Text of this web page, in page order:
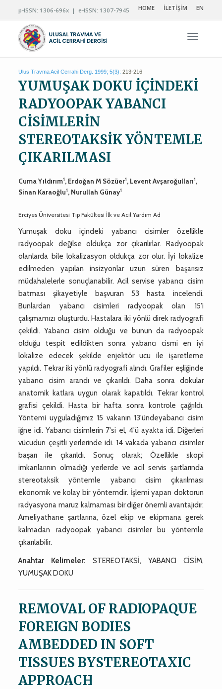
p-ISSN: 1306-696x | e-ISSN: 1307-7945 HOME İLETİŞİM EN
Ulus Travma Acil Cerrahi Derg. 1999; 5(3): 213-216
YUMUŞAK DOKU İÇİNDEKİ
RADYOOPAK YABANCI
CİSİMLERİN
STEREOTAKSİK YÖNTEMLE
ÇIKARILMASI
Cuma Yıldırım1, Erdoğan M Sözüer1, Levent Avşaroğulları1,
Sinan Karaoğlu1, Nurullah Günay1
Erciyes Üniversitesi Tıp Fakültesi İlk ve Acil Yardım Ad
Yumuşak doku içindeki yabancı cisimler özellikle
radyoopak değilse oldukça zor çıkarılırlar. Radyoopak
olanlarda bile lokalizasyon oldukça zor olur. İyi lokalize
edilmeden yapılan insizyonlar uzun süren başarısız
müdahalelerle sonuçlanabilir. Acil servise yabancı cisim
batması şikayetiyle başvuran 53 hasta incelendi.
Bunlardan yabancı cisimleri radyoopak olan 15'i
çalışmamızı oluşturdu. Hastalara iki yönlü direk radyografi
çekildi. Yabancı cisim olduğu ve bunun da radyoopak
olduğu tespit edildikten sonra yabancı cismi en iyi
lokalize edecek şekilde enjektör ucu ile işaretleme
yapıldı. Tekrar iki yönlü radyografi alındı. Grafiler eşliğinde
yabancı cisim arandı ve çıkarıldı. Daha sonra dokular
anatomik katlara uygun olarak kapatıldı. Tekrar kontrol
grafisi çekildi. Hasta bir hafta sonra kontrole çağrıldı.
Yöntemi uyguladığımız 15 vakanın 13'ündeyabancı cisim
iğne idi. Yabancı cisimlerin 7'si el, 4'ü ayakta idi. Diğerleri
vücudun çeşitli yerlerinde idi. 14 vakada yabancı cisimler
başarı ile çıkarıldı. Sonuç olarak; Özellikle skopi
imkanlarının olmadığı yerlerde ve acil servis şartlarında
stereotaksik yöntemle yabancı cisim çıkarılması
ekonomik ve kolay bir yöntemdir. İşlemi yapan doktorun
radyasyona maruz kalmaması bir diğer önemli avantajıdır.
Ameliyathane şartlarına, özel ekip ve ekipmana gerek
kalmadan radyoopak yabancı cisimler bu yöntemle
çıkarılabilir.
Anahtar Kelimeler: STEREOTAKSİ, YABANCI CİSİM,
YUMUŞAK DOKU
REMOVAL OF RADIOPAQUE
FOREIGN BODIES
AMBEDDED IN SOFT
TISSUES BYSTEREOTAXIC
APPROACH